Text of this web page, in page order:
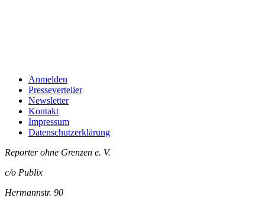
Anmelden
Presseverteiler
Newsletter
Kontakt
Impressum
Datenschutzerklärung
Reporter ohne Grenzen e. V.
c/o Publix
Hermannstr. 90